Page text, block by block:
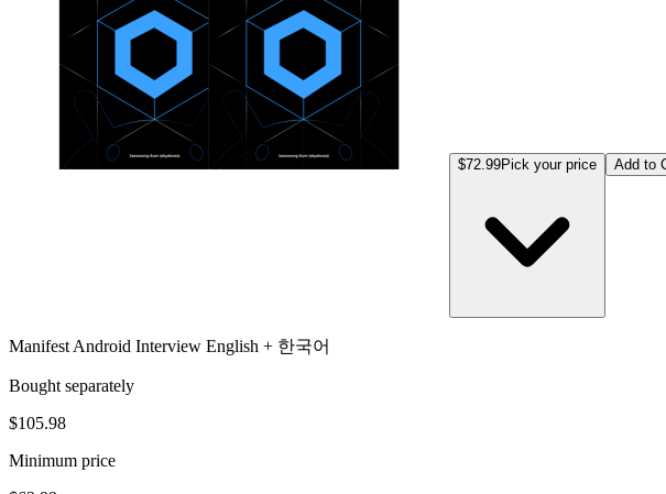
$72.99Pick your price Add to
Manifest Android Interview English + 한국어
Bought separately
$105.98
Minimum price